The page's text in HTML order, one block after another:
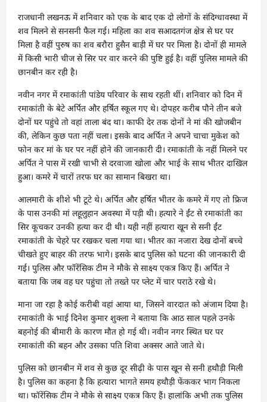
राजधानी लखनऊ में शनिवार को एक के बाद एक दो लोगों के संदिग्धावस्था में
शव मिलने से सनसनी फैल गई। महिला का शव सआदतगंज क्षेत्र से घर पर
मिला है वहीं पुरुष का शव बरौरा हुसैन बाड़ी में घर पर मिला है। दोनों ही मामले
में किसी भारी चीज से सिर पर वार करने की पुष्टि हुई है। वहीं पुलिस मामले की
छानबीन कर रही है।
नवीन नगर में रमाकांती पांडेय परिवार के साथ रहती थीं। शनिवार को दिन में
रमाकांती के बेटे अर्पित और हर्षित स्कूल गए थे। दोपहर करीब पौने तीन बजे
दोनों घर पहुंचे तो वहां ताला बंद था। काफी देर तक दोनों ने मां की खोजबीन
की, लेकिन कुछ पता नहीं चला। इसके बाद अर्पित ने अपने चाचा मुकेश को
फोन कर मां के घर पर नहीं होने की जानकारी दी। रमाकांती के नहीं मिलने पर
अर्पित ने पास में रखी चाभी से दरवाजा खोला और भाई के साथ भीतर दाखिल
हुआ। कमरे में चारों तरफ घर का सामान बिखरा था।
आलमारी के शीशे भी टूटे थे। अर्पित और हर्षित भीतर के कमरे में गए तो फ्रिज
के पास उनकी मां लहूलुहान अवस्था में पड़ी थी। हत्यारे ने ईंट से रमाकांती का
सिर कूचकर उनकी हत्या कर दी थी। यही नहीं हत्यारा खून से सनी ईंट
रमाकांती के चेहरे पर रखकर चला गया था। भीतर का नजारा देख दोनों बच्चे
चीखते हुए बाहर की तरफ भागे। इसके बाद पुलिस को घटना की जानकारी दी
गई। पुलिस और फॉरेंसिक टीम ने मौके से साक्ष्य एकत्र किए हैं। अर्पित ने
बताया कि जब वह घर पहुंचा तो तख्ते पर प्लेट में चार पराठे रखे थे।
माना जा रहा है कोई करीबी वहां आया था, जिसने वारदात को अंजाम दिया है।
रमाकांती के भाई दिनेश कुमार शुक्ला ने बताया कि आठ साल पहले उनके
बहनोई की बीमारी के कारण मौत हो गई थी। नवीन नगर स्थित घर पर
रमाकांती की बहन और उसका पति शिवा अक्सर आते जाते थे।
पुलिस को छानबीन में शव से कुछ दूर सीढ़ी के पास खून से सनी हथौड़ी मिली
है। पुलिस का कहना है कि हत्यारा भागते समय हथौड़ी फेंककर भाग निकला
था। फॉरेंसिक टीम ने मौके से साक्ष्य एकत्र किए हैं। हालांकि अभी तक पुलिस